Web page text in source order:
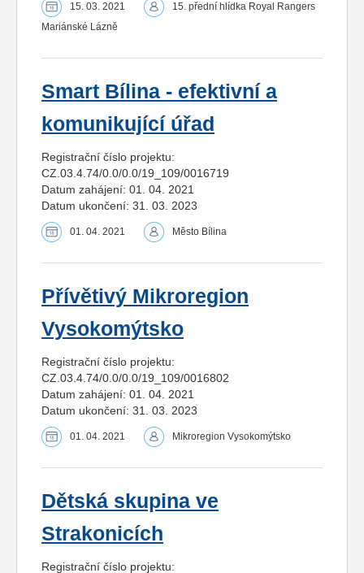
15. 03. 2021
15. přední hlídka Royal Rangers
Mariánské Lázně
Smart Bílina - efektivní a
komunikující úřad
Registrační číslo projektu:
CZ.03.4.74/0.0/0.0/19_109/0016719
Datum zahájení: 01. 04. 2021
Datum ukončení: 31. 03. 2023
01. 04. 2021 Město Bílina
Přívětivý Mikroregion
Vysokomýtsko
Registrační číslo projektu:
CZ.03.4.74/0.0/0.0/19_109/0016802
Datum zahájení: 01. 04. 2021
Datum ukončení: 31. 03. 2023
01. 04. 2021 Mikroregion Vysokomýtsko
Dětská skupina ve
Strakonicích
Registrační číslo projektu: